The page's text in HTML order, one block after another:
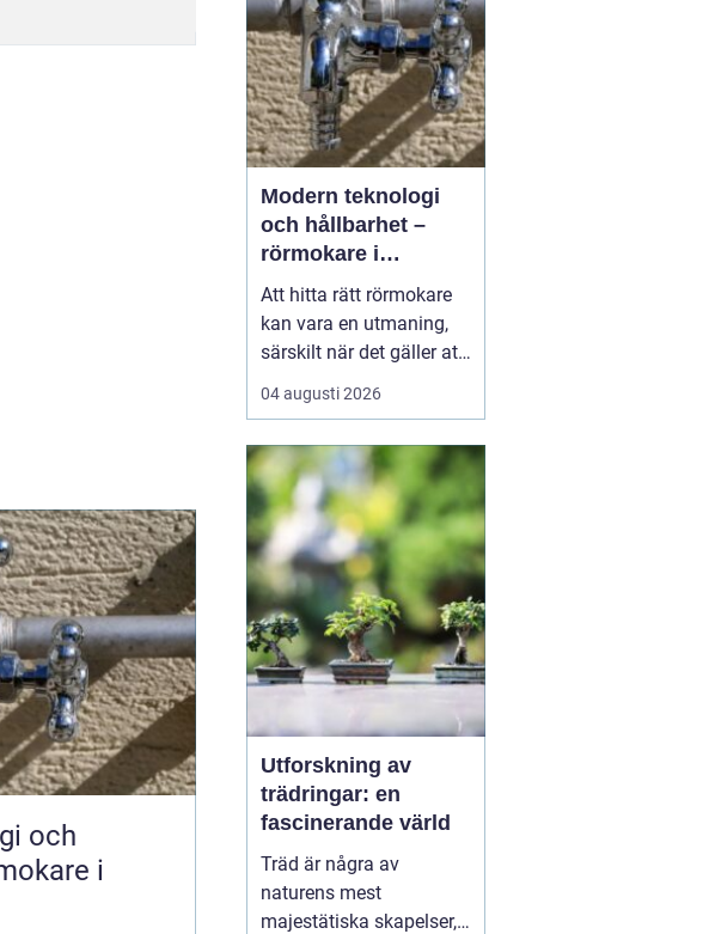
och
i
en stark bas för sågverk
som k...
Modern teknologi
och hållbarhet –
rörmokare i
Jämtland
Att hitta rätt rörmokare
kan vara en utmaning,
särskilt när det gäller att
välja bland många
erbjudanden på en
Jämtland. Kvalificerade
rörmokare är viktiga för
att s&aum...
04 augusti 2026
Utforskning av
trädringar: en
fascinerande värld
Träd är några av
naturens mest
majestätiska skapelser,